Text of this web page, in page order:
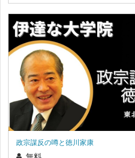
政宗謀反の噂と徳川家康